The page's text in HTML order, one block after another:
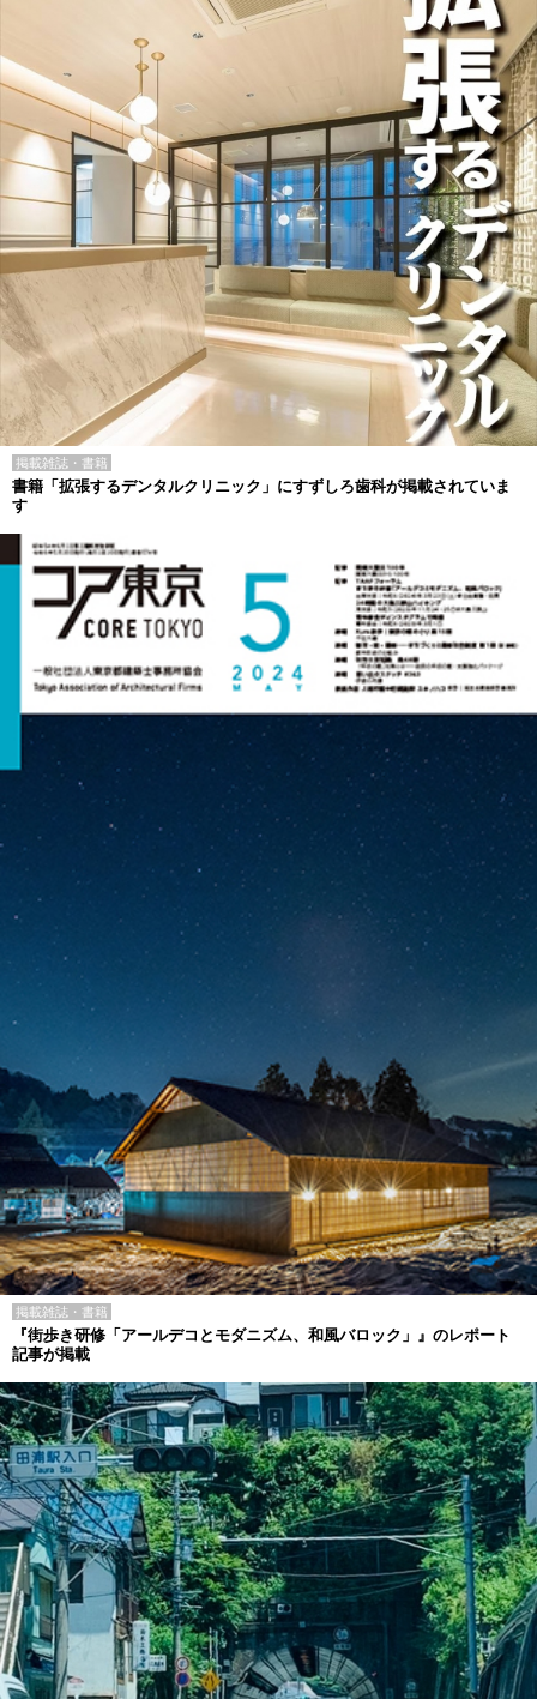
掲載雑誌・書籍
書籍「拡張するデンタルクリニック」にすずしろ歯科が掲載されていま
す
掲載雑誌・書籍
『街歩き研修「アールデコとモダニズム、和風バロック」』のレポート
記事が掲載